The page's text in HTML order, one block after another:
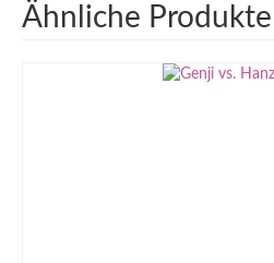
Ähnliche Produkte